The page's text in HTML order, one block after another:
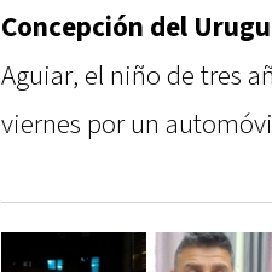
Concepción del
Aguiar, el niño de tres
viernes por un